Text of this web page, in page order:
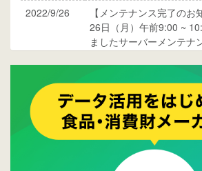
2022/9/26
【メンテナンス完了のお
26日（月）午前9:00 ~
ましたサーバーメンテナ
ご覧ください。
2015/10/19
ウレコンのサイト機能を
プ。詳細はこちら。⇒告
2015/09/28
ウレコンが機能拡充し、
しました。⇒
ウレコン